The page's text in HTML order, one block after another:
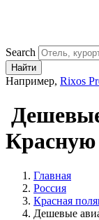
Search
Найти
Например, Rixos
Красную
Главная
Россия
Красная
Дешевые